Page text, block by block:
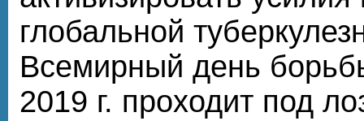
глобальной
Всемирный день
2019 г. проходит под